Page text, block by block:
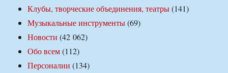
Клубы, творческие объединения, театры(141)
Музыкальные инструменты(69)
Новости (42 062)
Обо всем(112)
Персоналии (134)